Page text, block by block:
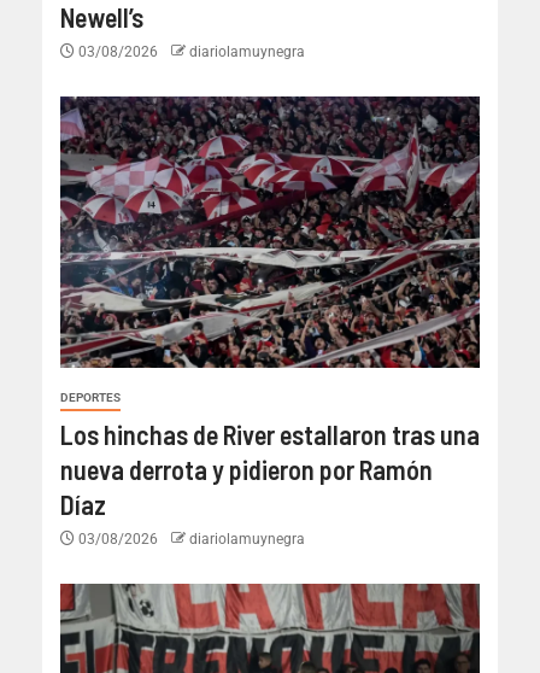
Newell’s
03/08/2026 diariolamuynegra
DEPORTES
Los hinchas de River estallaron tras una
nueva derrota y pidieron por Ramón
Díaz
03/08/2026 diariolamuynegra